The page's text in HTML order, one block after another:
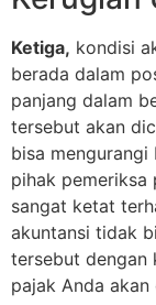
Ketiga, kondisi
berada dalam
panjang dalam
tersebut akan
bisa mengurangi
pihak pemeriksa
sangat ketat
akuntansi tidak
tersebut dengan
pajak Anda akan